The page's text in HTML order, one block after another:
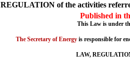
REGULATION of the activities
Published in
This Law is under
The Secretary of Energy is responsible for
LAW,